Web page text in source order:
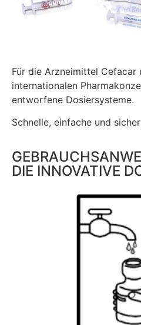
Für die Arzneimittel Cefacar
internationalen
entworfene Dosiersysteme.
Schnelle, einfache und
DIE INNOVATIVE